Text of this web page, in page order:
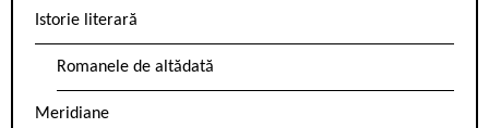
Istorie literară
Romanele de altădată
Meridiane